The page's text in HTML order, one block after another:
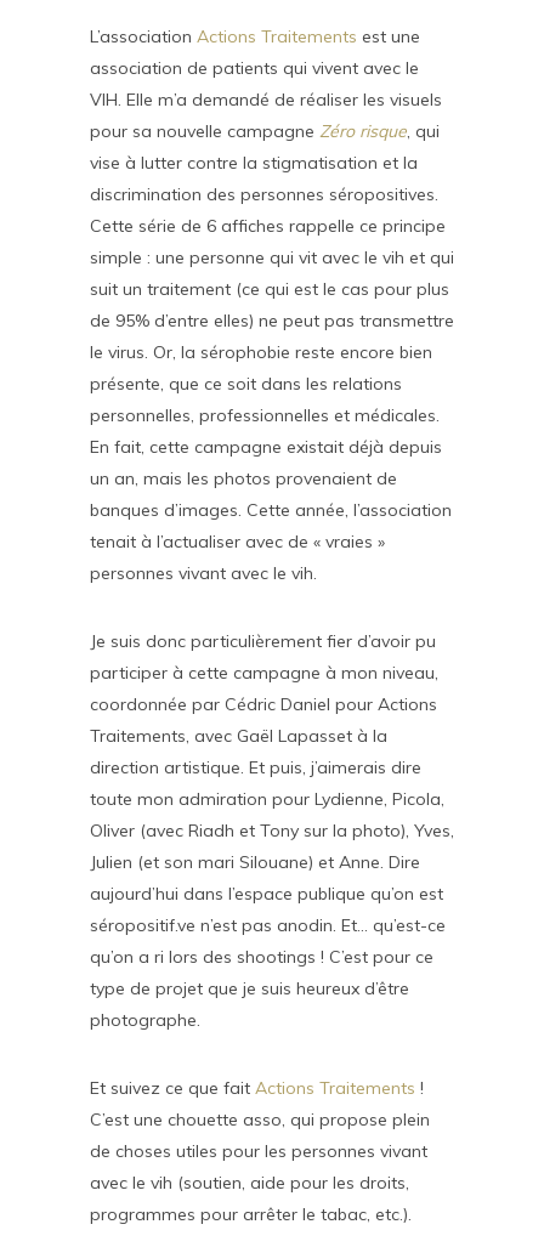
L’association Actions Traitements est une
association de patients qui vivent avec le
VIH. Elle m’a demandé de réaliser les visuels
pour sa nouvelle campagne Zéro risque, qui
vise à lutter contre la stigmatisation et la
discrimination des personnes séropositives.
Cette série de 6 affiches rappelle ce principe
simple : une personne qui vit avec le vih et qui
suit un traitement (ce qui est le cas pour plus
de 95% d’entre elles) ne peut pas transmettre
le virus. Or, la sérophobie reste encore bien
présente, que ce soit dans les relations
personnelles, professionnelles et médicales.
En fait, cette campagne existait déjà depuis
un an, mais les photos provenaient de
banques d’images. Cette année, l’association
tenait à l’actualiser avec de « vraies »
personnes vivant avec le vih.
Je suis donc particulièrement fier d’avoir pu
participer à cette campagne à mon niveau,
coordonnée par Cédric Daniel pour Actions
Traitements, avec Gaël Lapasset à la
direction artistique. Et puis, j’aimerais dire
toute mon admiration pour Lydienne, Picola,
Oliver (avec Riadh et Tony sur la photo), Yves,
Julien (et son mari Silouane) et Anne. Dire
aujourd’hui dans l’espace publique qu’on est
séropositif.ve n’est pas anodin. Et… qu’est-ce
qu’on a ri lors des shootings ! C’est pour ce
type de projet que je suis heureux d’être
photographe.
Et suivez ce que fait Actions Traitements !
C’est une chouette asso, qui propose plein
de choses utiles pour les personnes vivant
avec le vih (soutien, aide pour les droits,
programmes pour arrêter le tabac, etc.).